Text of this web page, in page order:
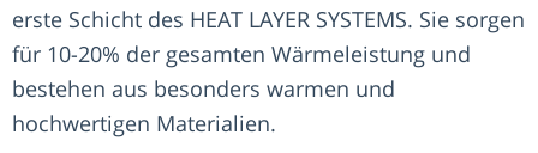
erste Schicht des HEAT LAYER SYSTEMS. Sie sorgen
für 10-20% der gesamten Wärmeleistung und
bestehen aus besonders warmen und
hochwertigen Materialien.